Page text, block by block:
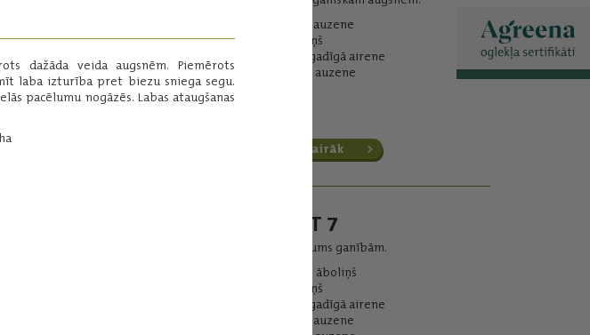
dažāda veida augsnēm. Piemērots
laba izturība pret biezu sniega segu.
pacēlumu nogāzēs. Labas ataugšanas
airene
25% - pļavas auzene
25% - timotiņš
15% - daudzgadīgā airene
35% - niedru auzene
Lasīt vairāk
FOR CUT 7
Zālāja maisījums ganībām.
15% - baltais āboliņš
20% - timotiņš
20% - daudzgadīgā airene
25% - pļavas auzene